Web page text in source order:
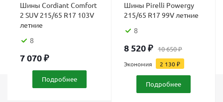
Шины Cordiant Comfort
2 SUV 215/65 R17 103V
летние
8
7 070₽
Подробнее
Шины Pirelli Powergy
215/65 R17 99V летние
8
8 520₽ 10 650₽
Экономия 2 130₽
Подробнее